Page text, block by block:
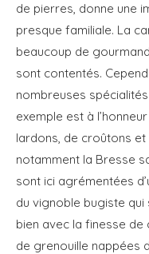
de pierres, donne une
presque familiale. La
beaucoup de
sont contentés.
nombreuses
exemple est à
lardons, de croûtons et
notamment la Bresse
sont ici agrémentées
du vignoble bugiste
bien avec la finesse de
de grenouille nappées